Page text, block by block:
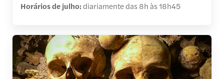
Horários de julho:diariamente das 8h às 18h45